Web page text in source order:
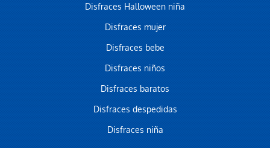
Disfraces Halloween niña
Disfraces mujer
Disfraces bebe
Disfraces niños
Disfraces baratos
Disfraces despedidas
Disfraces niña